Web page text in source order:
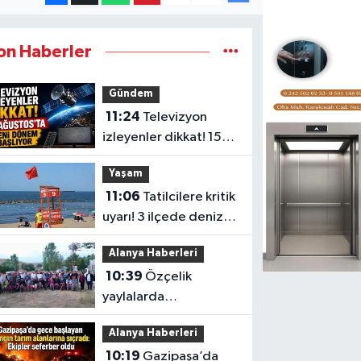
Haberler
Gündem
11:24
izleyenler dikkat! 15
Ağustos’ta yeni
dönem başlıyor
Yaşam
11:06
uyarı! 3 ilçede denize
girmek yasaklandı
Alanya Haberleri
10:39
yaylalarda
vatandaşlarla buluştu
Alanya Haberleri
10:19